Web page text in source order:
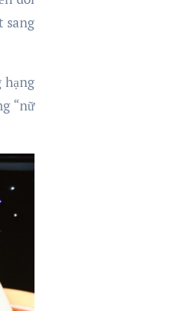
sang
hạng
“nữ